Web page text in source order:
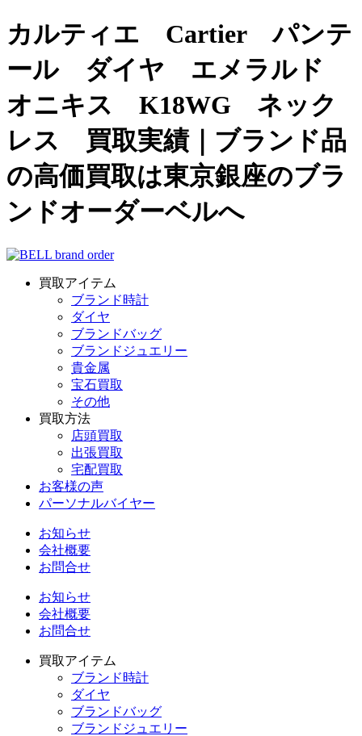
カルティエ Cartier パンテ
ール ダイヤ エメラルド
オニキス K18WG ネック
レス 買取実績｜ブランド品
の高価買取は東京銀座のブラ
ンドオーダーベルへ
買取アイテム
ブランド時計
ダイヤ
ブランドバッグ
ブランドジュエリー
貴金属
宝石買取
その他
買取方法
店頭買取
出張買取
宅配買取
お客様の声
パーソナルバイヤー
お知らせ
会社概要
お問合せ
お知らせ
会社概要
お問合せ
買取アイテム
ブランド時計
ダイヤ
ブランドバッグ
ブランドジュエリー